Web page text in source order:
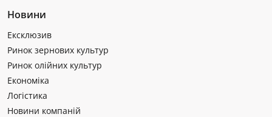
Новини
Ексклюзив
Ринок зернових культур
Ринок олійних культур
Економіка
Логістика
Новини компаній